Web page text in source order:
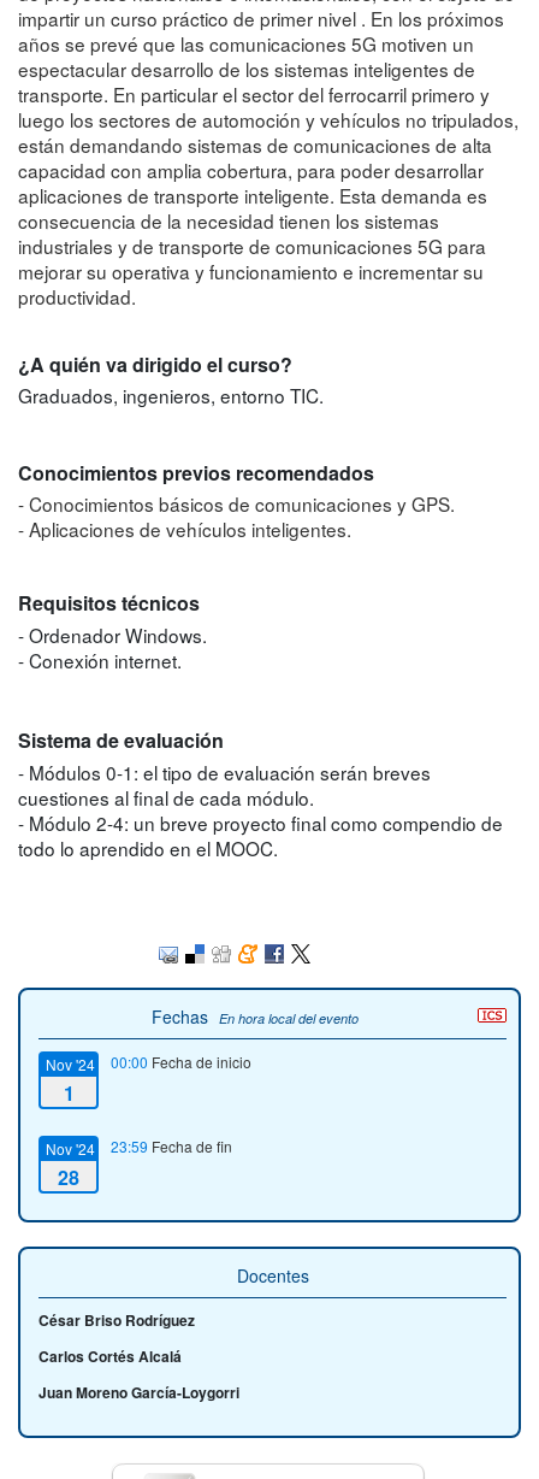
impartir un curso práctico de primer nivel . En los próximos
años se prevé que las comunicaciones 5G motiven un
espectacular desarrollo de los sistemas inteligentes de
transporte. En particular el sector del ferrocarril primero y
luego los sectores de automoción y vehículos no tripulados,
están demandando sistemas de comunicaciones de alta
capacidad con amplia cobertura, para poder desarrollar
aplicaciones de transporte inteligente. Esta demanda es
consecuencia de la necesidad tienen los sistemas
industriales y de transporte de comunicaciones 5G para
mejorar su operativa y funcionamiento e incrementar su
productividad.
¿A quién va dirigido el curso?
Graduados, ingenieros, entorno TIC.
Conocimientos previos recomendados
- Conocimientos básicos de comunicaciones y GPS.
- Aplicaciones de vehículos inteligentes.
Requisitos técnicos
- Ordenador Windows.
- Conexión internet.
Sistema de evaluación
- Módulos 0-1: el tipo de evaluación serán breves
cuestiones al final de cada módulo.
- Módulo 2-4: un breve proyecto final como compendio de
todo lo aprendido en el MOOC.
Fechas En hora local del evento
Nov '24
1
00:00 Fecha de inicio
Nov '24
28
23:59 Fecha de fin
Docentes
César Briso Rodríguez
Carlos Cortés Alcalá
Juan Moreno García-Loygorri